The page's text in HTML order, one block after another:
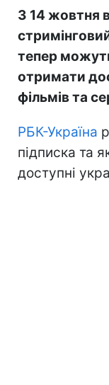
З 14 жовтня
тепер
отримати
фільмів та
РБК-Україна
підписка та
доступні